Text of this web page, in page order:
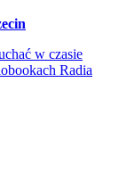
w czasie
Radia